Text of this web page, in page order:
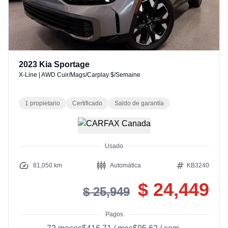
2023 Kia Sportage
X-Line AWD Cuir/Mags/Carplay $/Semaine
1 propietario Certificado Saldo de garantía
Usado
81,050 km Automática KB3240
$ 25,949 $ 24,449
Pagos